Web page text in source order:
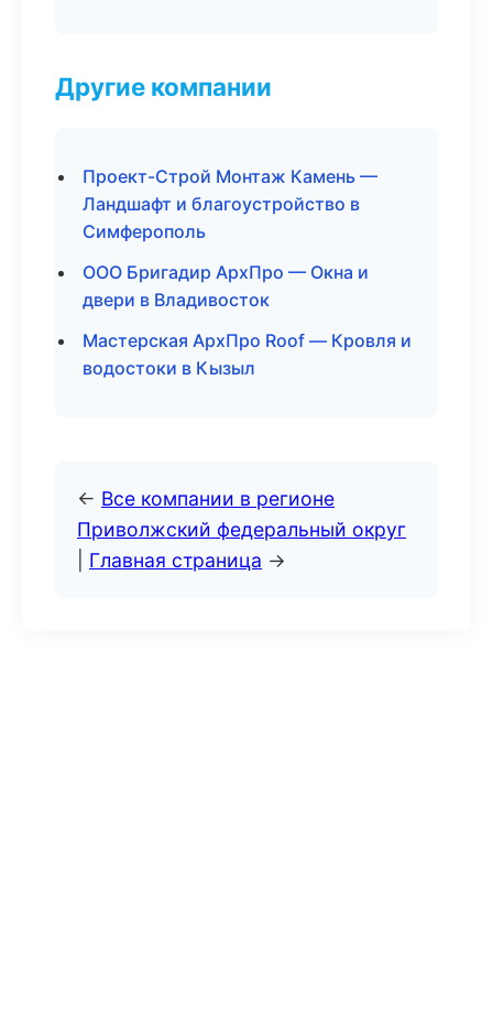
Другие компании
Проект-Строй Монтаж Камень —
Ландшафт и благоустройство в
Симферополь
ООО Бригадир АрхПро — Окна и
двери в Владивосток
Мастерская АрхПро Roof — Кровля и
водостоки в Кызыл
← Все компании в регионе
Приволжский федеральный округ
Главная страница →